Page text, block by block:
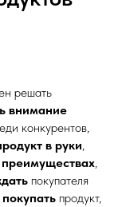
решать
внимание
конкурентов,
в руки,
преимуществах,
покупателя
покупать продукт,